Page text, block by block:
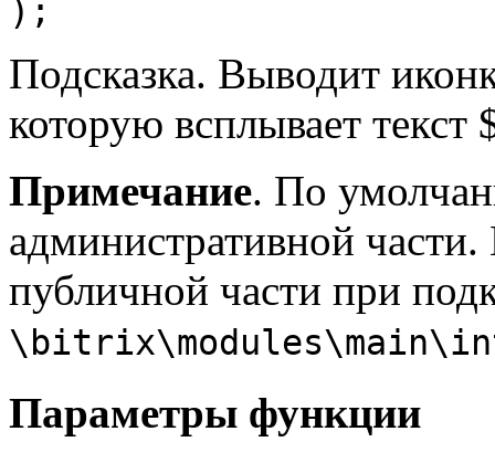
);
Подсказка. Выводит
которую всплывает текст
Примечание. По
административной
публичной части при
Параметры функции